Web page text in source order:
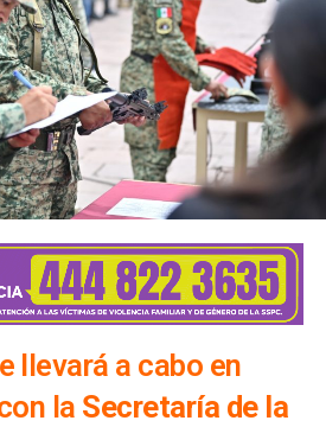
llevará a cabo en
la Secretaría de la